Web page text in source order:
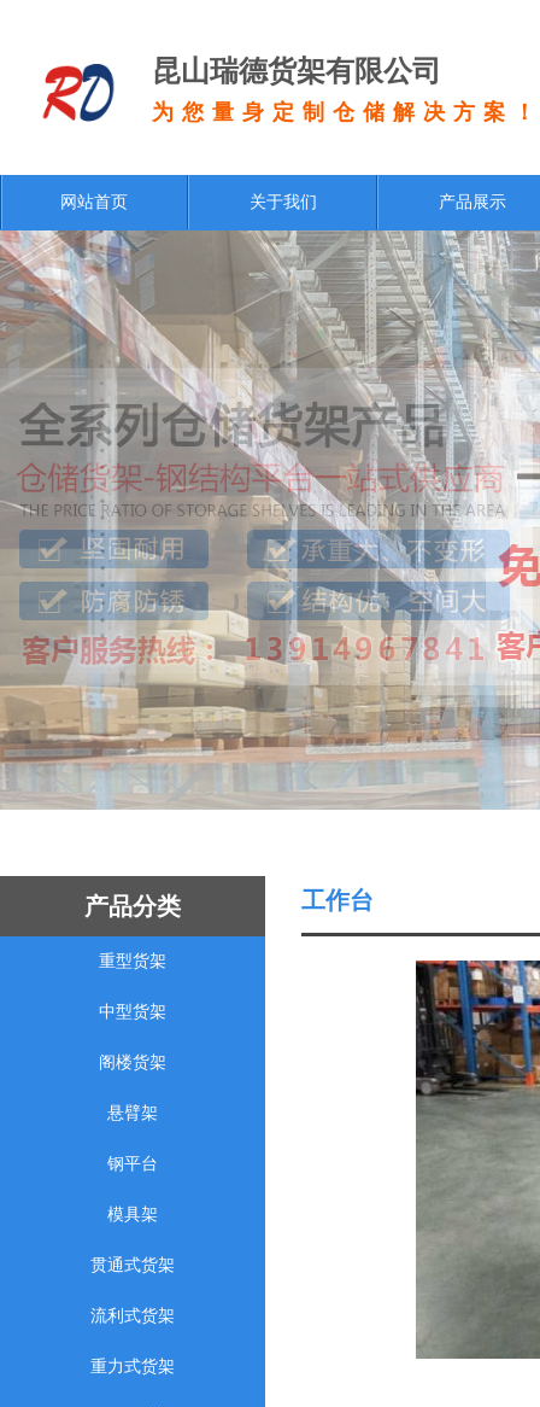
昆山瑞德货架有限公司
为您量身定制仓储解决方案
网站首页 关于我们 产品展示
产品分类
重型货架
中型货架
阁楼货架
悬臂架
钢平台
模具架
贯通式货架
流利式货架
重力式货架
工作台